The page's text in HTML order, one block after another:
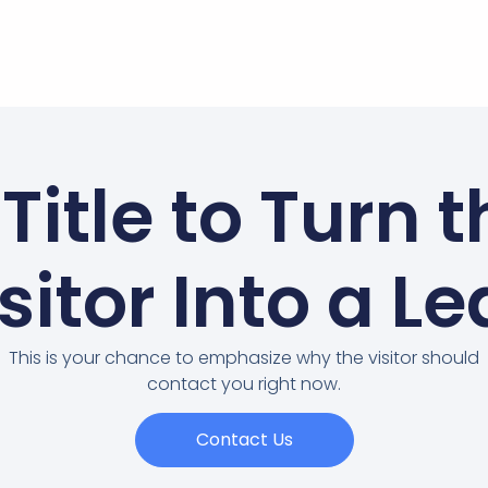
to Turn
Into a
This is your chance to emphasize why the visitor should
contact you right now.
Contact Us